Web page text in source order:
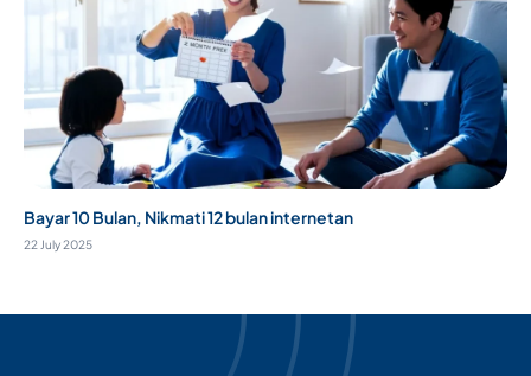
Bayar 10 Bulan, Nikmati 12 bulan internetan
22 July 2025